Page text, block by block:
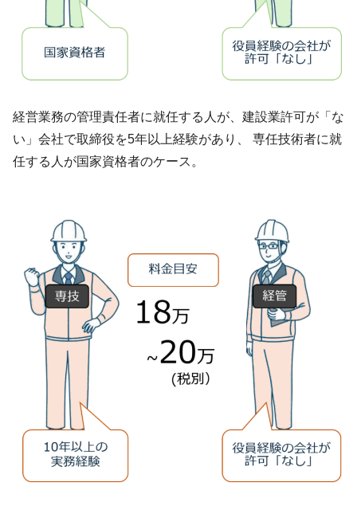
経営業務の管理責任者に就任する人が、建設業許可が「な
い」会社で取締役を5年以上経験があり、 専任技術者に就
任する人が国家資格者のケース。